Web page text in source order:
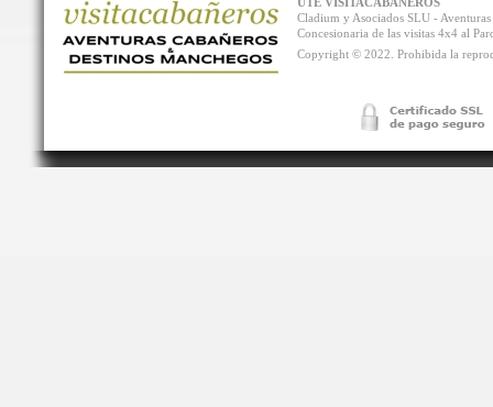
Cladium y Asociados SLU -
Concesionaria de las visitas 4x4 al
Copyright © 2022. Prohibida la